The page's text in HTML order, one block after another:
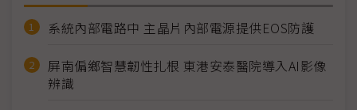
系統內部電路中 主晶片內部電源提供EOS防護
屏南偏鄉智慧韌性扎根 東港安泰醫院導入AI影像
辨識